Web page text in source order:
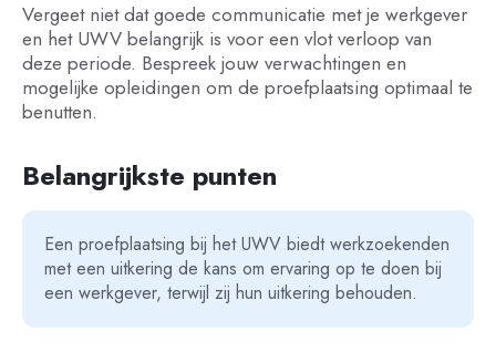
Vergeet niet dat goede communicatie met je werkgever
en het UWV belangrijk is voor een vlot verloop van
deze periode. Bespreek jouw verwachtingen en
mogelijke opleidingen om de proefplaatsing optimaal te
benutten.
Belangrijkste punten
Een proefplaatsing bij het UWV biedt werkzoekenden
met een uitkering de kans om ervaring op te doen bij
een werkgever, terwijl zij hun uitkering behouden.